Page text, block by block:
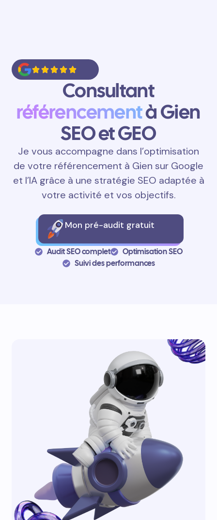
Consultant
référencementà Gien
SEO et GEO
Je vous accompagne dans l’optimisation
de votre référencement à Gien sur Google
et l’IA grâce à une stratégie SEO adaptée à
votre activité et vos objectifs.
Mon pré-audit gratuit
Audit SEO complet
Optimisation SEO
Suivi des performances